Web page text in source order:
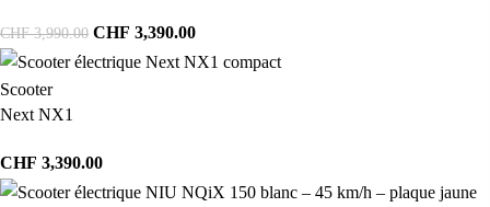
CHF3,990.00 CHF 3,390.00
Scooter
Next NX1
CHF 3,390.00